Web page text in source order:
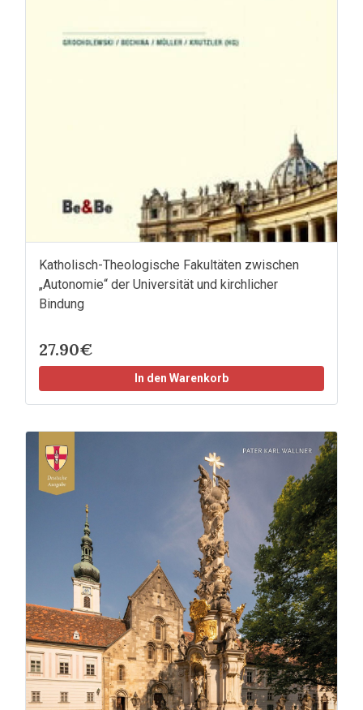
Katholisch-Theologische Fakultäten zwischen
„Autonomie“ der Universität und kirchlicher
Bindung
27.90€
In den Warenkorb